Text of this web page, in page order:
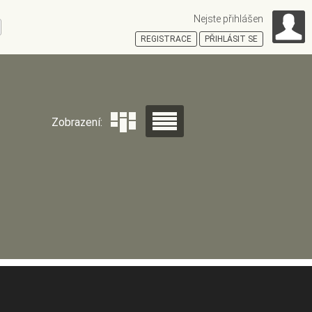
Zobrazení:
Nejste přihlášen
REGISTRACE PŘIHLÁSIT SE